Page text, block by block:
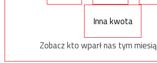
Inna kwota
Zobacz kto wparł nas tym